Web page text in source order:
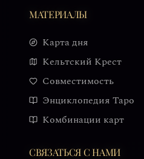
МАТЕРИАЛЫ
Карта дня
Кельтский Крест
Совместимость
Энциклопедия Таро
Комбинации карт
СВЯЗАТЬСЯ С НАМИ